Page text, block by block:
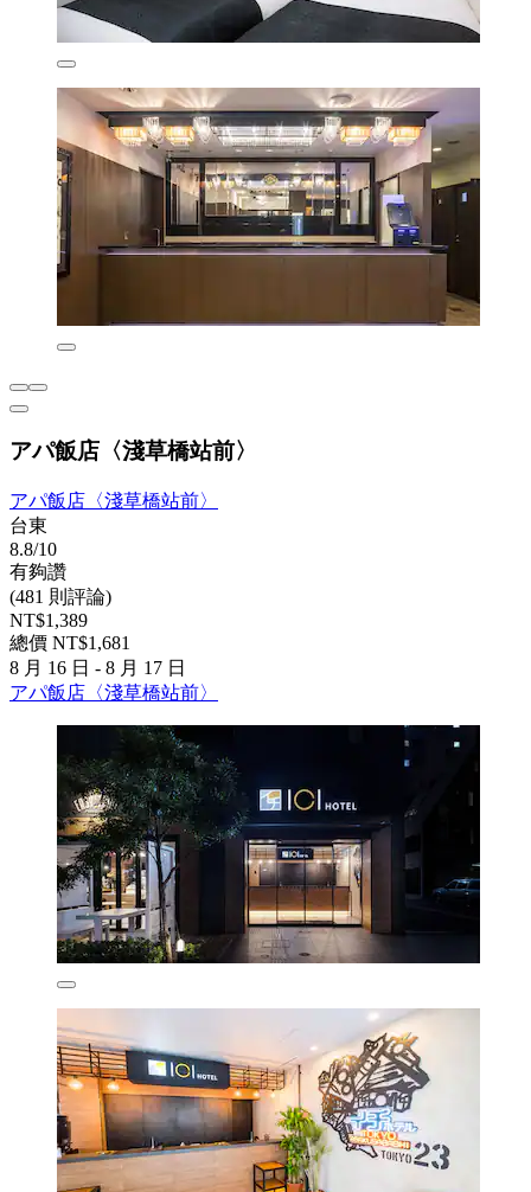
アパ飯店〈淺草橋站前〉
アパ飯店〈淺草橋站前〉
台東
8.8/10
有夠讚
(481 則評論)
NT$1,389
總價 NT$1,681
8 月 16 日 - 8 月 17 日
アパ飯店〈淺草橋站前〉